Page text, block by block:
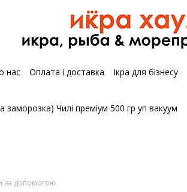
нас Оплата і доставка Ікра для бізнесу
за допомогою